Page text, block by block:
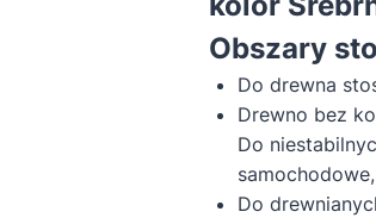
Obszary
Do drewna
Drewno bez
Do
Do